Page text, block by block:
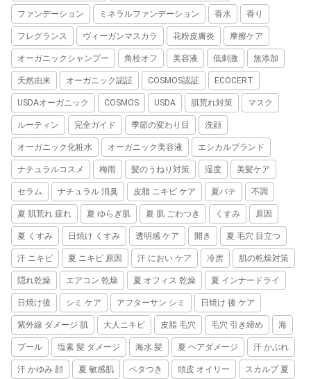
ファンデーション ミネラルファンデーション 香水 香り
フレグランス ヴィーガンマスカラ 花粉皮膚炎 摩擦ケア
オーガニックシャンプー 角栓オフ 美容液 低刺激 無添加
天然由来 オーガニック認証 COSMOS認証 ECOCERT
USDAオーガニック COSMOS USDA 肌荒れ対策 マスク
ルーティン 完全ガイド 季節の変わり目 洗顔
オーガニック化粧水 オーガニック美容液 エシカルブランド
ナチュラルコスメ 梅雨 髪のうねり対策 湿度 美髪ケア
セラム ナチュラル 消臭 皮脂 ニキビ ケア 夏バテ 不調
夏 肌荒れ 疲れ 夏 ゆらぎ肌 夏 肌 ごわつき くすみ 原因
夏 くすみ 日焼け くすみ 透明感 ケア 開き 夏 毛穴 目立つ
汗 ニキビ 夏 ニキビ 原因 汗 におい ケア 冷房 肌の乾燥対策
隠れ乾燥 エアコン 乾燥 夏 オフィス 乾燥 夏 インナードライ
日焼け後 シミ ケア アフターサン シミ 日焼け 後 ケア
紫外線 ダメージ 肌 大人ニキビ 皮脂 毛穴 毛穴 引き締め 海
プール 塩素 髪 ダメージ 海水 髪 夏 ヘアダメージ 汗 かぶれ
汗 かゆみ 顔 夏 敏感肌 ベタつき 頭皮 オイリー スカルプ 夏